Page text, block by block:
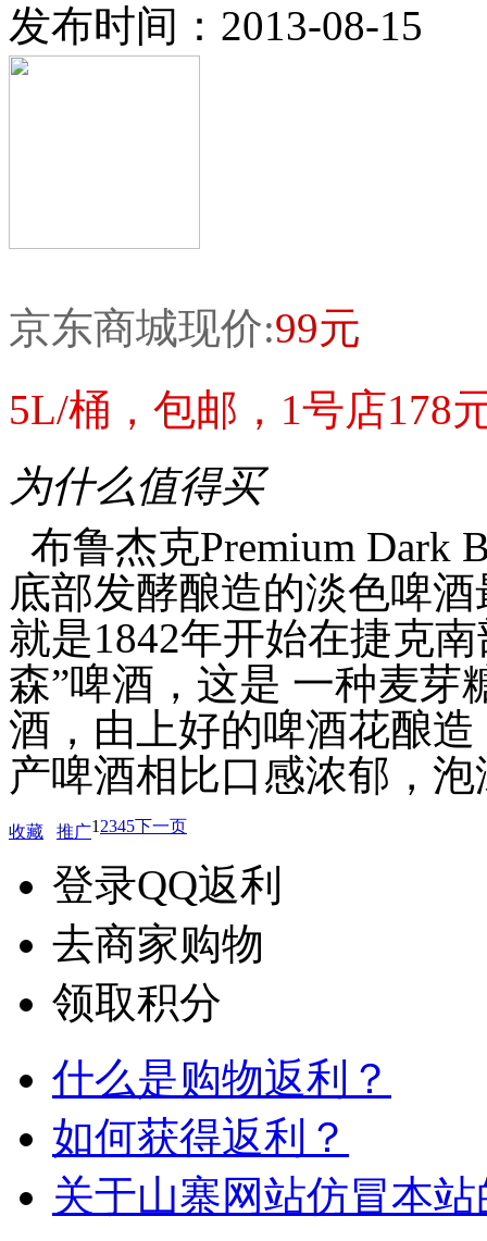
发布时间：2013-08-15
京东商城现价:99元
5L/桶，包邮，1号店178
为什么值得买
布鲁杰克Premium Dark
底部发酵酿造的淡色啤
就是1842年开始在捷克
森”啤酒，这是 一种麦芽
酒，由上好的啤酒花酿
产啤酒相比口感浓郁，泡
收藏 推广1 2345下一页
登录QQ返利
去商家购物
领取积分
什么是购物返利？
如何获得返利？
关于山寨网站仿冒本